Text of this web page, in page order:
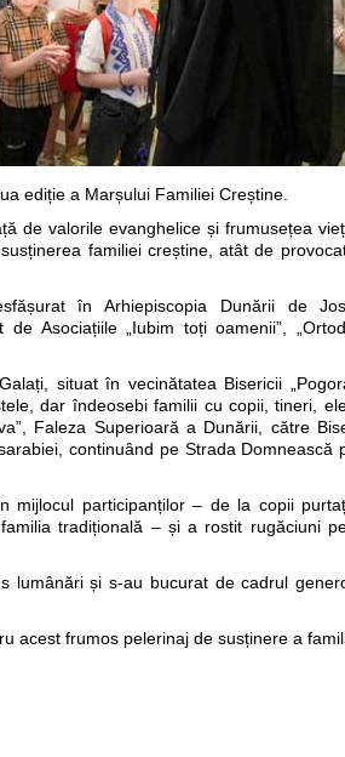
ediție a Marșului Familiei Creștine.
de valorile evanghelice și frumusețea
familiei creștine, atât de
în Arhiepiscopia Dunării de
Asociațiile „Iubim toți oamenii”,
situat în vecinătatea Bisericii
dar îndeosebi familii cu copii, tineri,
Faleza Superioară a Dunării, către
continuând pe Strada Domnească
mijlocul participanților – de la copii
tradițională – și a rostit rugăciuni
lumânări și s-au bucurat de cadrul
acest frumos pelerinaj de susținere a